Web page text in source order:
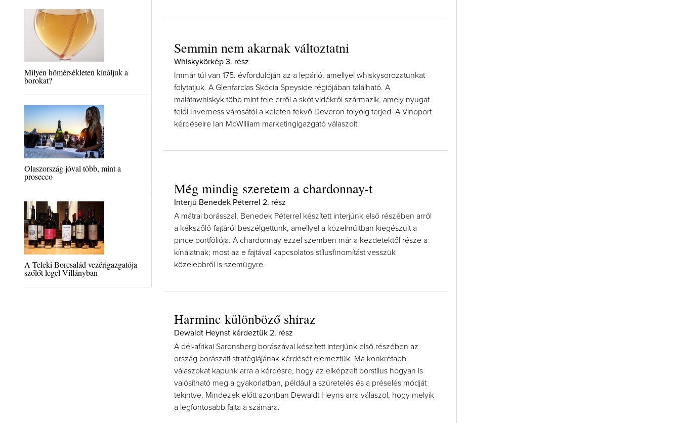
Milyen hőmérsékleten kínáljuk a
borokat?
Olaszország jóval több, mint a
prosecco
A Teleki Borcsalád vezérigazgatója
szőlőt legel Villányban
Semmin nem akarnak változtatni
Whiskykörkép 3. rész
Immár túl van 175. évfordulóján az a lepárló, amellyel whiskysorozatunkat
folytatjuk. A Glenfarclas Skócia Speyside régiójában található. A
malátawhiskyk több mint fele erről a skót vidékről származik, amely nyugat
felől Inverness városától a keleten fekvő Deveron folyóig terjed. A Vinoport
kérdéseire Ian McWilliam marketingigazgató válaszolt.
Még mindig szeretem a chardonnay-t
Interjú Benedek Péterrel 2. rész
A mátrai borásszal, Benedek Péterrel készített interjúnk első részében arról
a kékszőlő-fajtáról beszélgettünk, amellyel a közelmúltban kiegészült a
pince portfóliója. A chardonnay ezzel szemben már a kezdetektől része a
kínálatnak; most az e fajtával kapcsolatos stílusfinomítást vesszük
közelebbről is szemügyre.
Harminc különböző shiraz
Dewaldt Heynst kérdeztük 2. rész
A dél-afrikai Saronsberg borászával készített interjúnk első részében az
ország borászati stratégiájának kérdését elemeztük. Ma konkrétabb
válaszokat kapunk arra a kérdésre, hogy az elképzelt borstílus hogyan is
valósítható meg a gyakorlatban, például a szüretelés és a préselés módját
tekintve. Mindezek előtt azonban Dewaldt Heyns arra válaszol, hogy melyik
a legfontosabb fajta a számára.